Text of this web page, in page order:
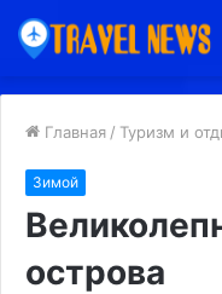
Главная / Туризм и
Зимой
острова